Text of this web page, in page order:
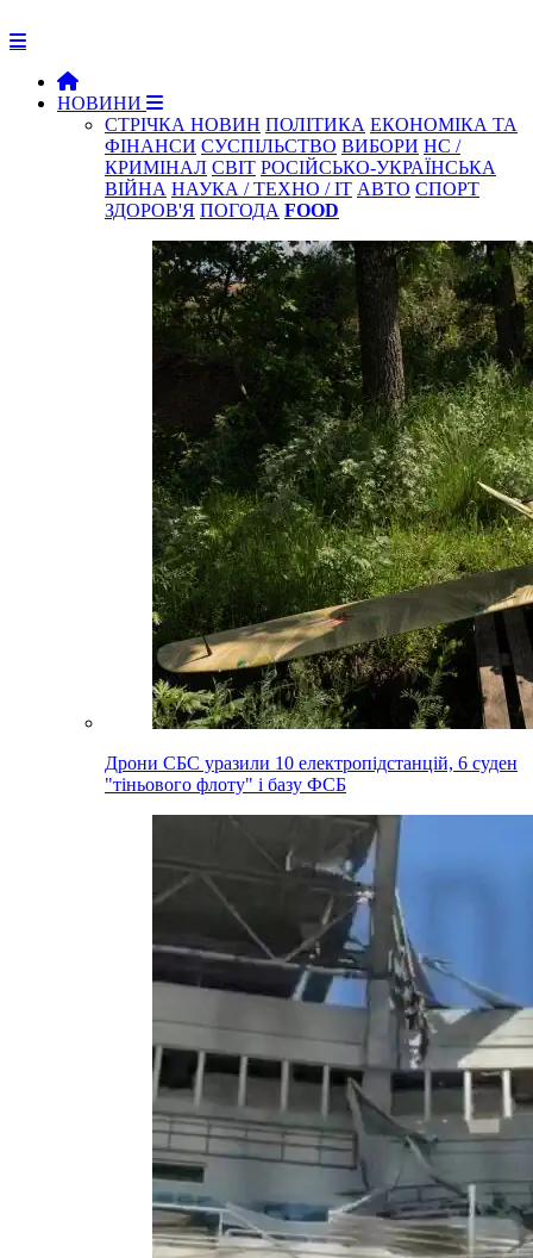
НОВИНИ
СТРІЧКА НОВИН ПОЛІТИКА ЕКОНОМІКА ТА
ФІНАНСИ СУСПІЛЬСТВО ВИБОРИ НС /
КРИМІНАЛ СВІТ РОСІЙСЬКО-УКРАЇНСЬКА
ВІЙНА НАУКА / ТЕХНО / IT АВТО СПОРТ
ЗДОРОВ'Я ПОГОДА FOOD
Дрони СБС уразили 10 електропідстанцій, 6 суден
"тіньового флоту" і базу ФСБ